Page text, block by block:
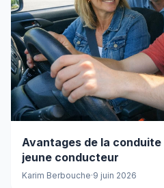
Avantages de la
jeune conducteur
Karim Berbouche·9 juin 2026